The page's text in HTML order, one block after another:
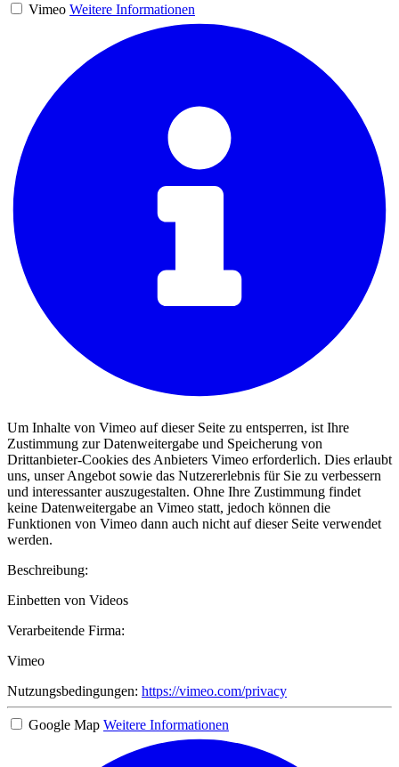
Vimeo Weitere Informationen
Um Inhalte von Vimeo auf dieser Seite zu entsperren, ist Ihre
Zustimmung zur Datenweitergabe und Speicherung von
Drittanbieter-Cookies des Anbieters Vimeo erforderlich. Dies erlaubt
uns, unser Angebot sowie das Nutzererlebnis für Sie zu verbessern
und interessanter auszugestalten. Ohne Ihre Zustimmung findet
keine Datenweitergabe an Vimeo statt, jedoch können die
Funktionen von Vimeo dann auch nicht auf dieser Seite verwendet
werden.
Beschreibung:
Einbetten von Videos
Verarbeitende Firma:
Vimeo
Nutzungsbedingungen: https://vimeo.com/privacy
Google Map Weitere Informationen